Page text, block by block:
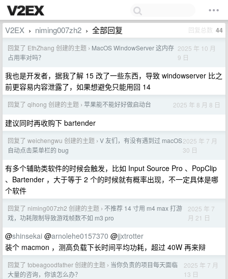
V2EX › niming007zh2 › 全部回复 回复总数 44
回复了 EthZhang 创建的主题 › MacOS WindowServer 这内存
占用率对吗？
2025 年 10 月
9 日
我也是开发者，据我了解 15 改了一些东西，导致 windowserver 比之
前更容易内容泄露了，如果想避免只能用回 14
回复了 qihong 创建的主题 › 苹果能不能好好做启动台 2025 年 8 月 8 日
建议同时再收购下 bartender
回复了 weichengwu 创建的主题 › V 友们，有没有遇到过 macOS
自动点击菜单栏的 bug
2025 年 7 月
30 日
有多个辅助类软件的时候会触发，比如 Input Source Pro 、PopClip
、Bartender ，大于等于 2 个的时候就有概率出现，不一定具体是哪
个软件
回复了 niming007zh2 创建的主题 › 不推荐 14 寸用 m4 max 打游
戏，功耗限制导致游戏帧数不如 m3 pro
2025 年 7
月 21 日
@shinsekai @arnolehe0157370 @jjxtrotter
装个 macmon ，测高负载下长时间平均功耗，超过 40W 再来辩
回复了 tobeagoodfather 创建的主题 › 当你负责的项目每天面临
大量的咨询，你该怎么办？
2025 年 7 月
13 日